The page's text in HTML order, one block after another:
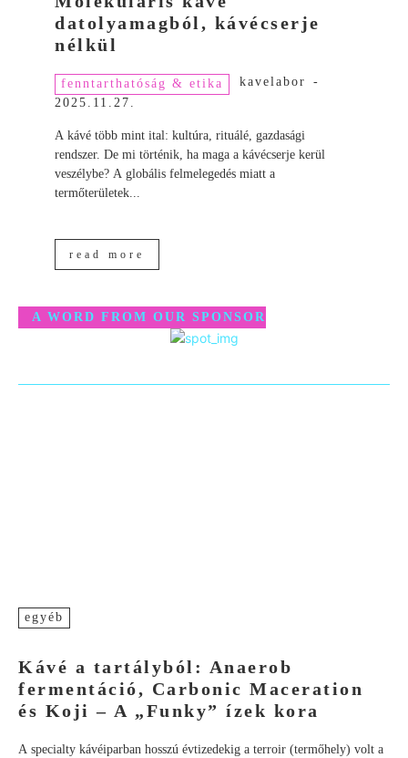
datolyamagból, kávécserje
nélkül
fenntarthatóság & etika kavelabor
-
2025.11.27.
A kávé több mint ital: kultúra, rituálé, gazdasági
rendszer. De mi történik, ha maga a kávécserje kerül
veszélybe? A globális felmelegedés miatt a
termőterületek...
read more
A WORD FROM OUR SPONSOR
egyéb
Kávé a tartályból: Anaerob
fermentáció, Carbonic Maceration
és Koji – A „Funky” ízek kora
A specialty kávéiparban hosszú évtizedekig a terroir (termőhely) volt a